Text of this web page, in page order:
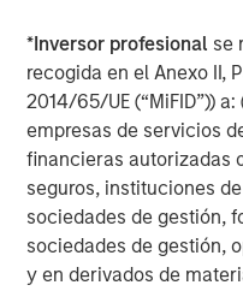
*Inversor profesional se
recogida en el Anexo II,
2014/65/UE (“MiFID”))
empresas de servicios
financieras autorizadas
seguros, instituciones
sociedades de gestión,
sociedades de gestión,
y en derivados de
Plantillas de mayor
Actividad
El error humano
brechas de seguridad
de la cadena de
relevancia equivalente.
estrategia de